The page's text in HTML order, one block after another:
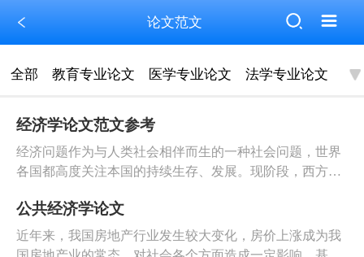
论文范文
全部 教育专业论文 医学专业论文 法学专业论文
经济学论文范文参考
经济问题作为与人类社会相伴而生的一种社会问题，世界
各国都高度关注本国的持续生存、发展。现阶段，西方的
层面和角度存在差异，但实际上二者之间也存在着一定的
联系，并且同样在现代经济社会发展中发挥着重要作用。
本文基于西方微观、宏观经济学的发展阶段，从二者的区
公共经济学论文
近年来，我国房地产行业发生较大变化，房价上涨成为我